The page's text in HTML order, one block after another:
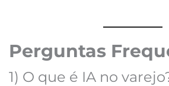
Perguntas
1) O que é IA no